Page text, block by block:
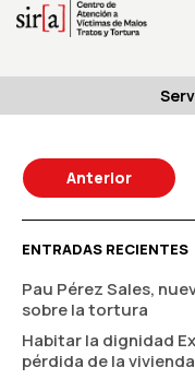
Anterior
ENTRADAS RECIENTES
Pau Pérez Sales,
sobre la tortura
Habitar la dignidad
pérdida de la